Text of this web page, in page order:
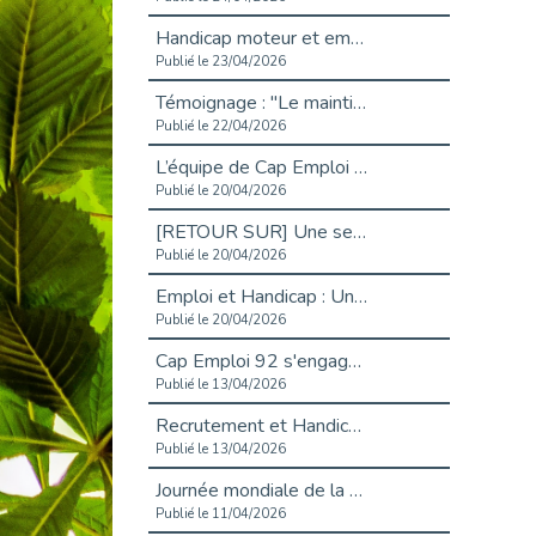
Handicap moteur et emploi : réussir ses recrutements vidéo
Publié le 23/04/2026
Témoignage : "Le maintien en emploi est un investissement, pas une contrainte."
Publié le 22/04/2026
L’équipe de Cap Emploi 92 s’agrandit : Bienvenue à Charmila, Khoudia et Fadila !
Publié le 20/04/2026
[RETOUR SUR] Une session de recrutement inclusive réussie à Asnières !
Publié le 20/04/2026
Emploi et Handicap : Une alliance de style entre Cap Emploi 92 et La Cravate Solidaire
Publié le 20/04/2026
Cap Emploi 92 s'engage pour la santé mentale : La formation PSSM au cœur de l'accompagnement
Publié le 13/04/2026
Recrutement et Handicap : Et si vous testiez avant de vous engager ?
Publié le 13/04/2026
Journée mondiale de la maladie de Parkinson : Mieux comprendre pour mieux accompagner
Publié le 11/04/2026